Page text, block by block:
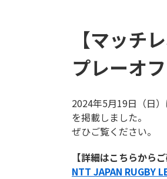
【マッチ
プレーオ
2024年5月19日（日
を掲載しました。
ぜひご覧ください。
【詳細はこちらから
NTT JAPAN RUGBY